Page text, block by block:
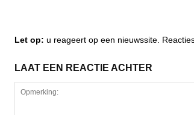
Let op: u reageert op een nieuwssite.
LAAT EEN REACTIE ACHTER